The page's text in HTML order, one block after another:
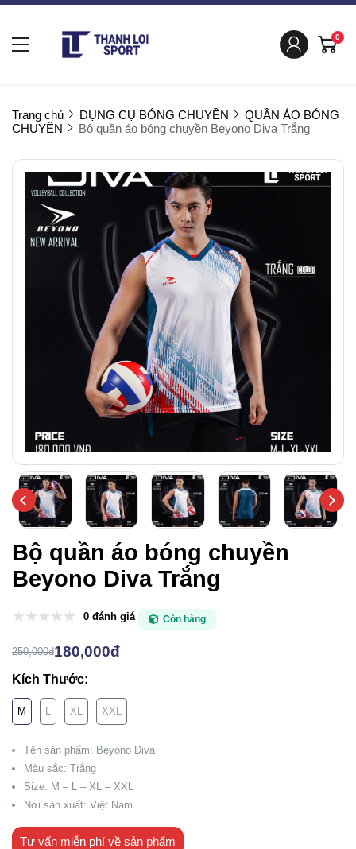
0
Trang chủ DỤNG CỤ BÓNG CHUYỀN
QUẦN ÁO BÓNG
CHUYỀN
Bộ quần áo bóng chuyền Beyono Diva Trắng
Bộ quần áo bóng chuyền
Beyono Diva Trắng
0 đánh giá Còn hàng
250,000đ180,000đ
Kích Thước:
M L XL XXL
Tên sản phẩm: Beyono Diva
Màu sắc: Trắng
Size: M – L – XL – XXL
Nơi sản xuất: Việt Nam
Tư vấn miễn phí về sản phẩm